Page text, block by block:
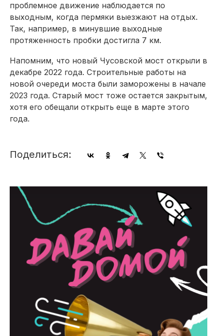
проблемное движение наблюдается по
выходным, когда пермяки выезжают на отдых.
Так, например, в минувшие выходные
протяженность пробки достигла 7 км.
Напомним, что новый Чусовской мост открыли в
декабре 2022 года. Строительные работы на
новой очереди моста были заморожены в начале
2023 года. Старый мост тоже остается закрытым,
хотя его обещали открыть еще в марте этого
года.
Поделиться: